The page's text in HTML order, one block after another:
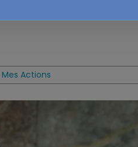
Mes Actions